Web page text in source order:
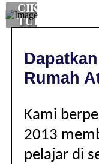
CIKGU
TUISYEN
Rumah
Kami
2013
pelajar di